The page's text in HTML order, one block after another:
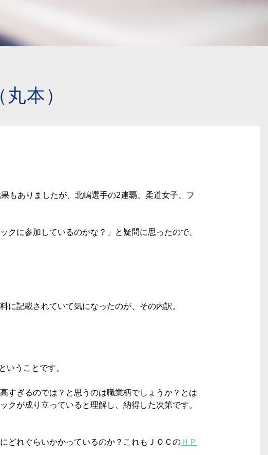
本）
もありましたが、北嶋選手の2連覇、柔道女子、フ
クに参加しているのかな？」と疑問に思ったので、
に記載されていて気になったのが、その内訳。
いうことです。
すぎるのでは？と思うのは職業柄でしょうか？とは
が成り立っていると理解し、納得した次第です。
どれぐらいかかっているのか？これもＪＯＣの ＨＰ